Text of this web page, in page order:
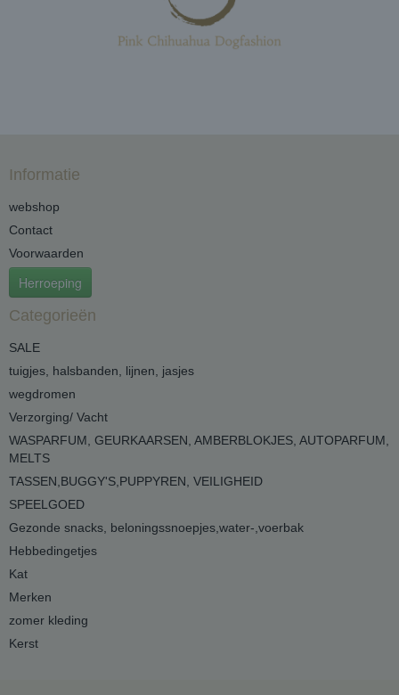
Informatie
webshop
Contact
Voorwaarden
Herroeping
Categorieën
SALE
tuigjes, halsbanden, lijnen, jasjes
wegdromen
Verzorging/ Vacht
WASPARFUM, GEURKAARSEN, AMBERBLOKJES, AUTOPARFUM,
MELTS
TASSEN,BUGGY'S,PUPPYREN, VEILIGHEID
SPEELGOED
Gezonde snacks, beloningssnoepjes,water-,voerbak
Hebbedingetjes
Kat
Merken
zomer kleding
Kerst